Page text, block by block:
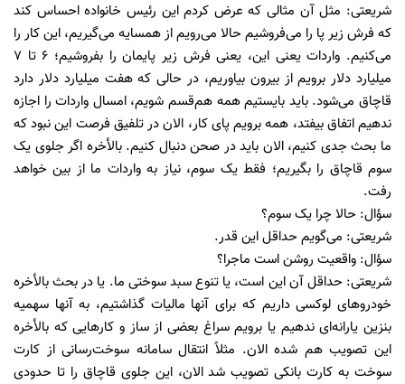
شریعتی: مثل آن مثالی که عرض کردم این رئیس خانواده احساس کند
که فرش زیر پا را می‌فروشیم حالا می‌رویم از همسایه می‌گیریم، این کار را
می‌کنیم. واردات یعنی این، یعنی فرش زیر پایمان را بفروشیم؛ ۶ تا ۷
میلیارد دلار برویم از بیرون بیاوریم، در حالی که هفت میلیارد دلار دارد
قاچاق می‌شود. باید بایستیم همه هم‌قسم شویم، امسال واردات را اجازه
ندهیم اتفاق بیفتد، همه برویم پای کار، الان در تلفیق فرصت این نبود که
ما بحث جدی کنیم، الان باید در صحن دنبال کنیم. بالأخره اگر جلوی یک
سوم قاچاق را بگیریم؛ فقط یک سوم، نیاز به واردات ما از بین خواهد
رفت.
سؤال: حالا چرا یک سوم؟
شریعتی: می‌گویم حداقل این قدر.
سؤال: واقعیت روشن است ماجرا؟
شریعتی: حداقل آن این است، یا تنوع سبد سوختی ما. یا در بحث بالأخره
خودرو‌های لوکسی داریم که برای آنها مالیات گذاشتیم، به آنها سهمیه
بنزین یارانه‌ای ندهیم یا برویم سراغ بعضی از ساز و کار‌هایی که بالأخره
این تصویب هم شده الان. مثلاً انتقال سامانه سوخت‌رسانی از کارت
سوخت به کارت بانکی تصویب شد الان، این جلوی قاچاق را تا حدودی